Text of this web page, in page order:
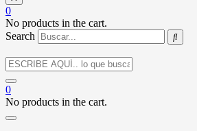
0
No products in the cart.
Search
0
No products in the cart.